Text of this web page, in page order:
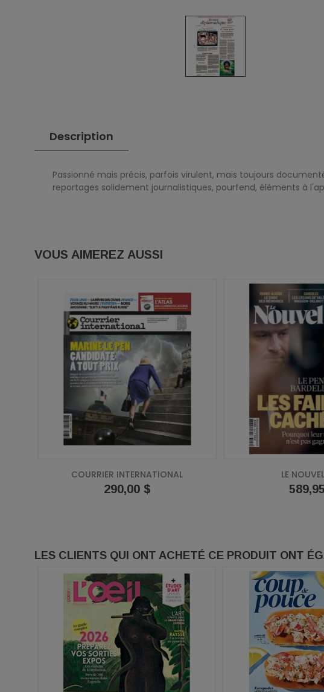
Description
Passionné mais précis, parfois virulent, mais toujours
reportages solidement journalistiques, pourfend, éléments à
VOUS AIMEREZ AUSSI
COURRIER INTERNATIONAL
Prix
290,00 $
LE
Prix
LES CLIENTS QUI ONT ACHETÉ CE PRODUIT ONT